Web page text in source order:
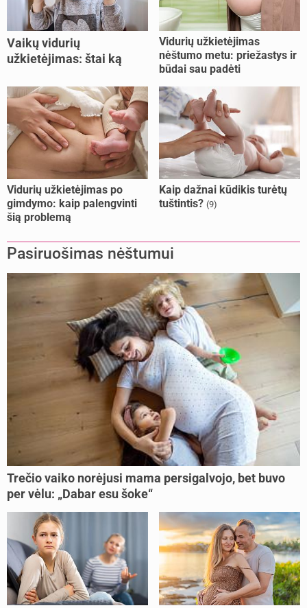
Vaikų vidurių
užkietėjimas: štai ką
Vidurių užkietėjimas
nėštumo metu: priežastys ir
būdai sau padėti
Vidurių užkietėjimas po
gimdymo: kaip palengvinti
šią problemą
Kaip dažnai kūdikis turėtų
tuštintis? (9)
Pasiruošimas nėštumui
Trečio vaiko norėjusi mama persigalvojo, bet buvo
per vėlu: „Dabar esu šoke“